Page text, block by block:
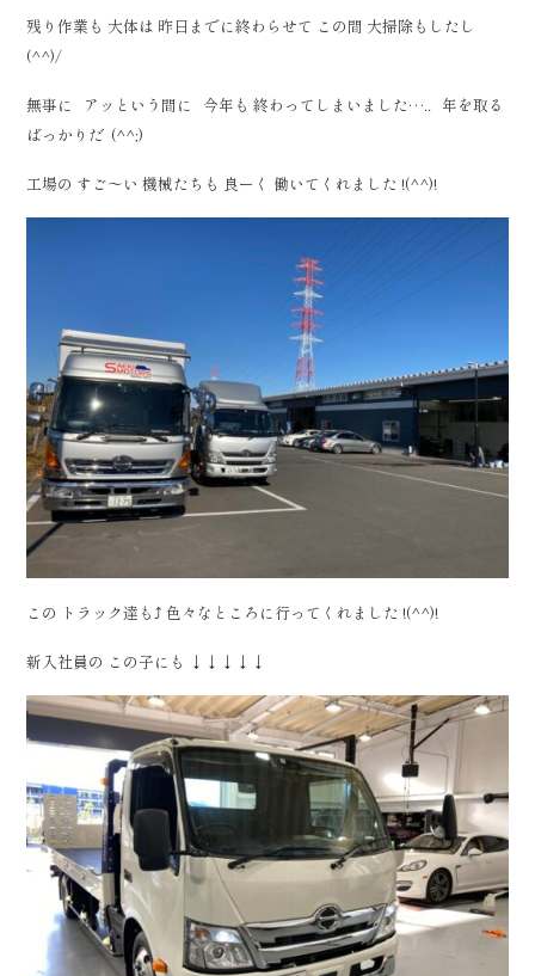
残り作業も 大体は 昨日までに終わらせて この間 大掃除もしたし
(^^)/
無事に アッという間に 今年も 終わってしまいました….. 年を取る
ばっかりだ (^^;)
工場の すご～い 機械たちも 良ーく 働いてくれました !(^^)!
この トラック達も⤴ 色々なところに行ってくれました !(^^)!
新入社員の この子にも ↓↓↓↓↓